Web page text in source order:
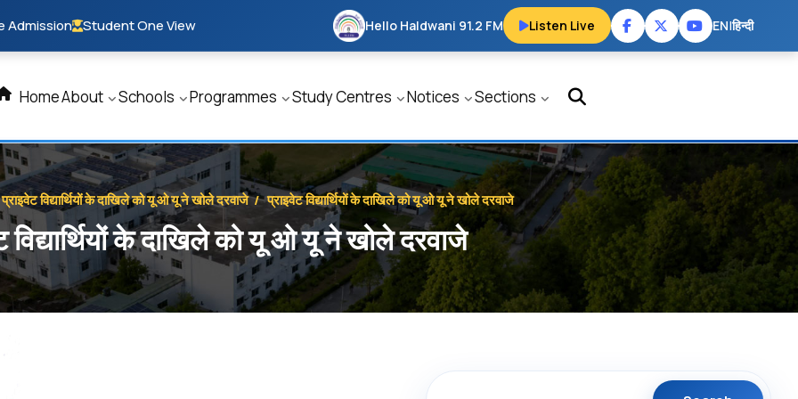
Admission Student One View Hello Haldwani 91.2 FM Listen Live EN|हिन्दी
HomeAbout Schools Programmes Study Centres Notices Sections
प्राइवेट विद्यार्थियों के दाखिले को यू ओ यू ने खोले दरवाजे/ प्राइवेट विद्यार्थियों के दाखिले को यू ओ यू ने खोले दरवाजे
विद्यार्थियों के दाखिले को यू ओ यू ने खोले दरवाजे